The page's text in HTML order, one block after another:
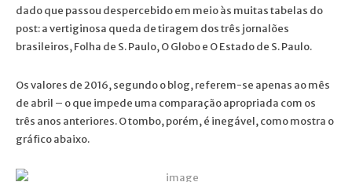
dado que passou despercebido em meio às muitas tabelas do
post: a vertiginosa queda de tiragem dos três jornalões
brasileiros, Folha de S. Paulo, O Globo e O Estado de S. Paulo.
Os valores de 2016, segundo o blog, referem-se apenas ao mês
de abril – o que impede uma comparação apropriada com os
três anos anteriores. O tombo, porém, é inegável, como mostra o
gráfico abaixo.